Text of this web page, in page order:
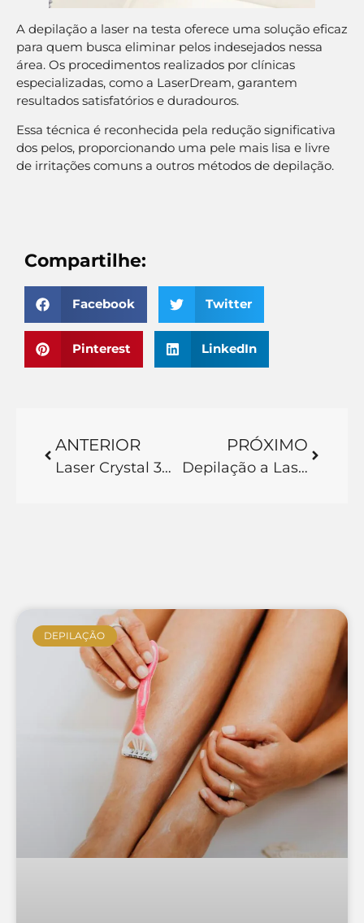
A depilação a laser na testa oferece uma solução eficaz
para quem busca eliminar pelos indesejados nessa
área. Os procedimentos realizados por clínicas
especializadas, como a LaserDream, garantem
resultados satisfatórios e duradouros.
Essa técnica é reconhecida pela redução significativa
dos pelos, proporcionando uma pele mais lisa e livre
de irritações comuns a outros métodos de depilação.
Compartilhe:
Facebook Twitter
Pinterest LinkedIn
ANTERIOR
Laser Crystal 3D: Tecnologia para uma Pele Lisa e Sem Dor
PRÓXIMO
Depilação a Laser no Nariz: Guia Completo e Benefícios
DEPILAÇÃO